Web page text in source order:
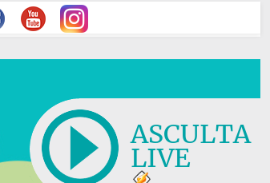
ASCULTA
LIVE